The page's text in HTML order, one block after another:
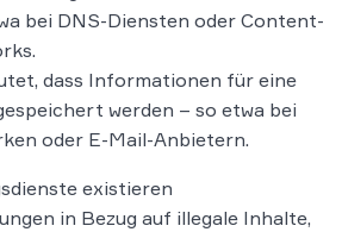
bei DNS-Diensten oder Content-
dass Informationen für eine
werden – so etwa bei
oder E-Mail-Anbietern.
existieren
in Bezug auf illegale Inhalte,